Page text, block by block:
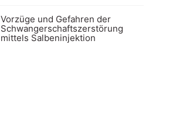
Vorzüge und Gefahren der
Schwangerschaftszerstörung
mittels Salbeninjektion